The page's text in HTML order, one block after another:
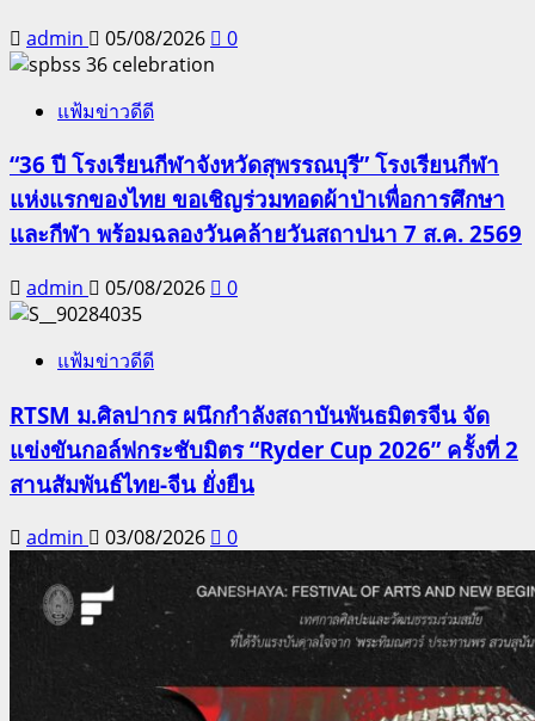
admin 05/08/2026 0
แฟ้มข่าวดีดี
“36 ปี โรงเรียนกีฬาจังหวัดสุพรรณบุรี” โรงเรียนกีฬา
แห่งแรกของไทย ขอเชิญร่วมทอดผ้าป่าเพื่อการศึกษา
และกีฬา พร้อมฉลองวันคล้ายวันสถาปนา 7 ส.ค. 2569
admin 05/08/2026 0
แฟ้มข่าวดีดี
RTSM ม.ศิลปากร ผนึกกำลังสถาบันพันธมิตรจีน จัด
แข่งขันกอล์ฟกระชับมิตร “Ryder Cup 2026” ครั้งที่ 2
สานสัมพันธ์ไทย-จีน ยั่งยืน
admin 03/08/2026 0